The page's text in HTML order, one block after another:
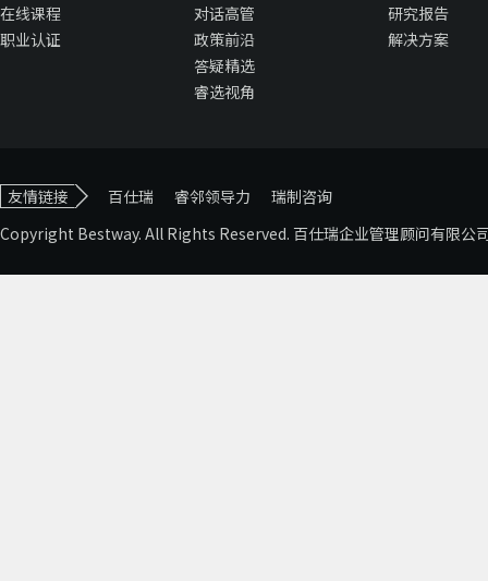
在线课程
职业认证
对话高管
政策前沿
答疑精选
睿选视角
研究报告
解决方案
友情链接 百仕瑞 睿邻领导力
瑞制咨询
Copyright Bestway. All Rights Reserved. 百仕瑞企业管理顾问有限公